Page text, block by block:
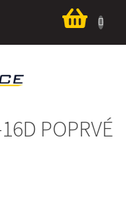
košík
POPRVÉ